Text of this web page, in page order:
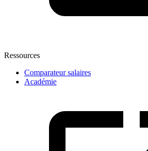
Ressources
Comparateur salaires
Académie